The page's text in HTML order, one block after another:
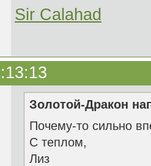
Sir Calahad
Золотой-Дракон
Почему-то сильно
С теплом,
Лиз